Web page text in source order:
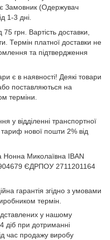
Замовник (Одержувач
1-3 дні.
грн. Вартість доставки,
Термін платної доставки не
та підтвердження
є в наявності! Деякі товари
поставляються на
терміни.
у відділенні транспортної
нової пошти 2% від
Миколаївна IBAN
ЄДРПОУ 2711201164
гарантія згідно з умовами
термін.
у нашому
діб при дотриманні
час продажу виробу